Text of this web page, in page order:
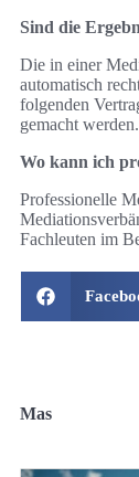
Sind die
Die in einer
automatisch
folgenden
gemacht werden.
Wo kann ich
Professionelle
Fachleuten im
Mas